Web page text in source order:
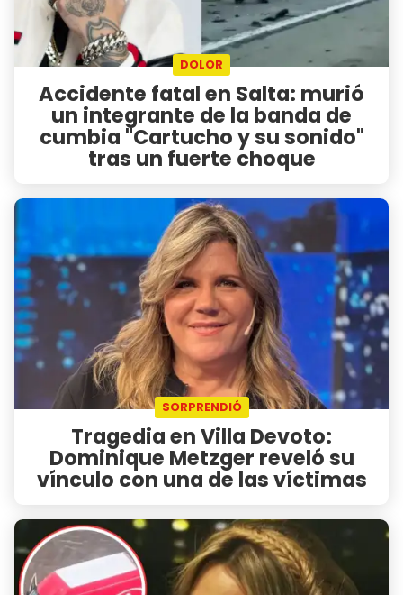
DOLOR
Accidente fatal en Salta: murió
un integrante de la banda de
cumbia "Cartucho y su sonido"
tras un fuerte choque
SORPRENDIÓ
Tragedia en Villa Devoto:
Dominique Metzger reveló su
vínculo con una de las víctimas